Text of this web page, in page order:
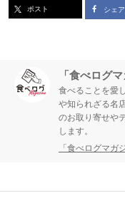
ポスト シェア
「食べログ
食べることを愛
や知られざる名
のお取り寄せや
します。
「食べログマガ